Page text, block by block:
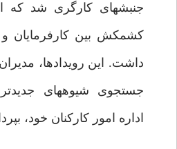
جنبش‏هاى کارگرى شد که
کشمکش بین کارفرمایان و
داشت. این رویدادها،
جستجوى شیوه‏هاى
اداره امور کارکنان خود،